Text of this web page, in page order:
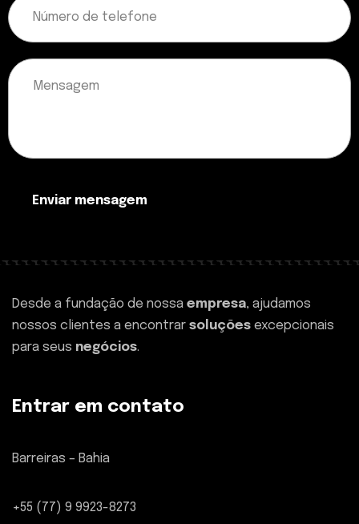
Enviar mensagem
Desde a fundação de nossa empresa, ajudamos
nossos clientes a encontrar soluções excepcionais
para seus negócios.
Entrar em contato
Barreiras – Bahia
+55 (77) 9 9923-8273